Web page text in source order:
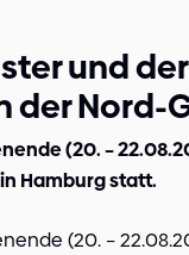
und
der Nord-
(20. –
in Hamburg statt.
(20. –